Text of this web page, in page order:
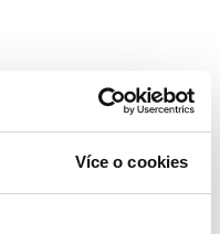
Více o cookies